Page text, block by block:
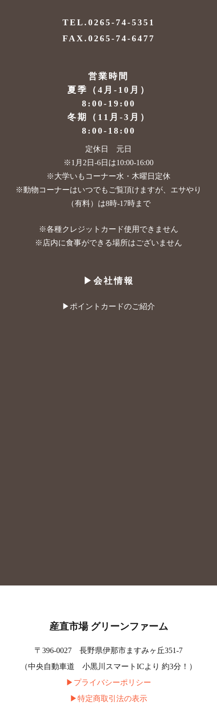
TEL.0265-74-5351
FAX.0265-74-6477
営業時間
夏季（4月-10月）
8:00-19:00
冬期（11月-3月）
8:00-18:00
定休日 元日
※1月2日-6日は10:00-16:00
※大学いもコーナー水・木曜日定休
※動物コーナーはいつでもご覧頂けますが、 エサやり
（有料）は8時-17時まで
※各種クレジットカード使用できません
※店内に食事ができる場所はございません
▶︎会社情報
▶︎ポイントカードのご紹介
産直市場 グリーンファーム
〒396-0027 長野県伊那市ますみヶ丘351-7
（中央自動車道 小黒川スマートICより 約3分！）
▶︎プライバシーポリシー
▶︎特定商取引法の表示